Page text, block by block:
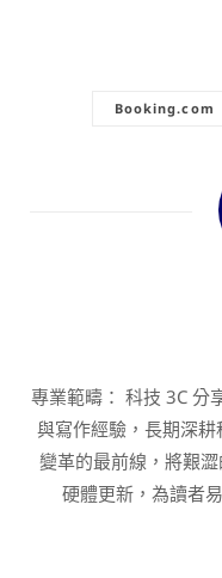
Booking.com
專業範疇： 科技 3C 分
與寫作經驗，長期深
變革的最前線，將艱
硬體更新，為讀者